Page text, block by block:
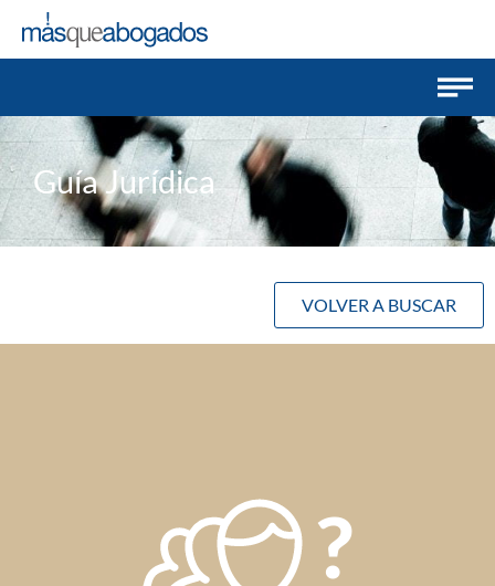
Guía Jurídica
VOLVER A BUSCAR